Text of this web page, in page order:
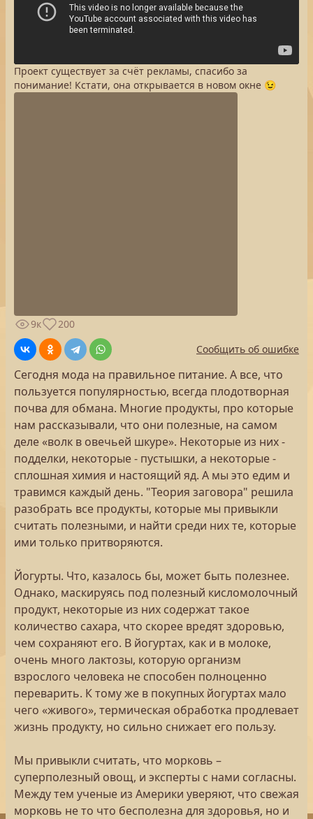
Проект существует за счёт рекламы, спасибо за
понимание! Кстати, она открывается в новом окне 😉
9к
200
Сообщить об ошибке
Сегодня мода на правильное питание. А все, что
пользуется популярностью, всегда плодотворная
почва для обмана. Многие продукты, про которые
нам рассказывали, что они полезные, на самом
деле «волк в овечьей шкуре». Некоторые из них -
подделки, некоторые - пустышки, а некоторые -
сплошная химия и настоящий яд. А мы это едим и
травимся каждый день. "Теория заговора" решила
разобрать все продукты, которые мы привыкли
считать полезными, и найти среди них те, которые
ими только притворяются.
Йогурты. Что, казалось бы, может быть полезнее.
Однако, маскируясь под полезный кисломолочный
продукт, некоторые из них содержат такое
количество сахара, что скорее вредят здоровью,
чем сохраняют его. В йогуртах, как и в молоке,
очень много лактозы, которую организм
взрослого человека не способен полноценно
переварить. К тому же в покупных йогуртах мало
чего «живого», термическая обработка продлевает
жизнь продукту, но сильно снижает его пользу.
Мы привыкли считать, что морковь –
суперполезный овощ, и эксперты с нами согласны.
Между тем ученые из Америки уверяют, что свежая
морковь не то что бесполезна для здоровья, но и